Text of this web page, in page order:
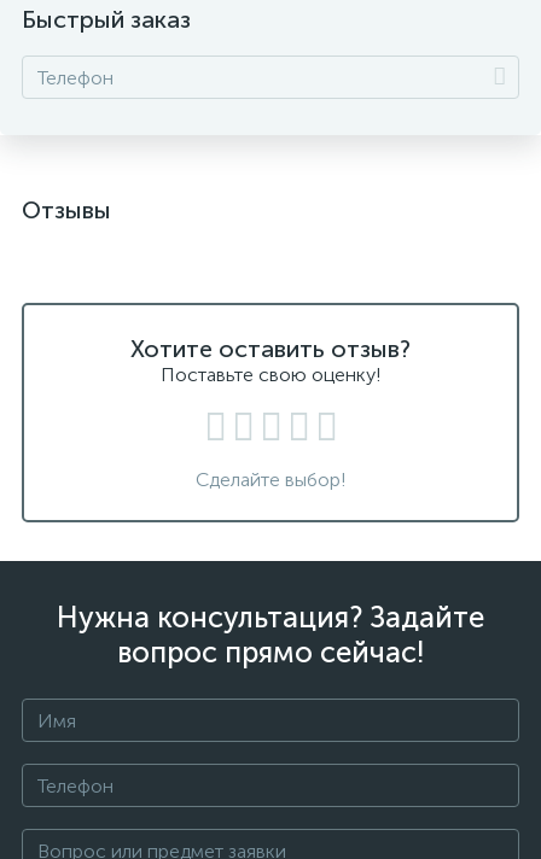
Быстрый заказ
Отзывы
Хотите оставить отзыв?
Поставьте свою оценку!
Сделайте выбор!
Нужна консультация? Задайте
вопрос прямо сейчас!